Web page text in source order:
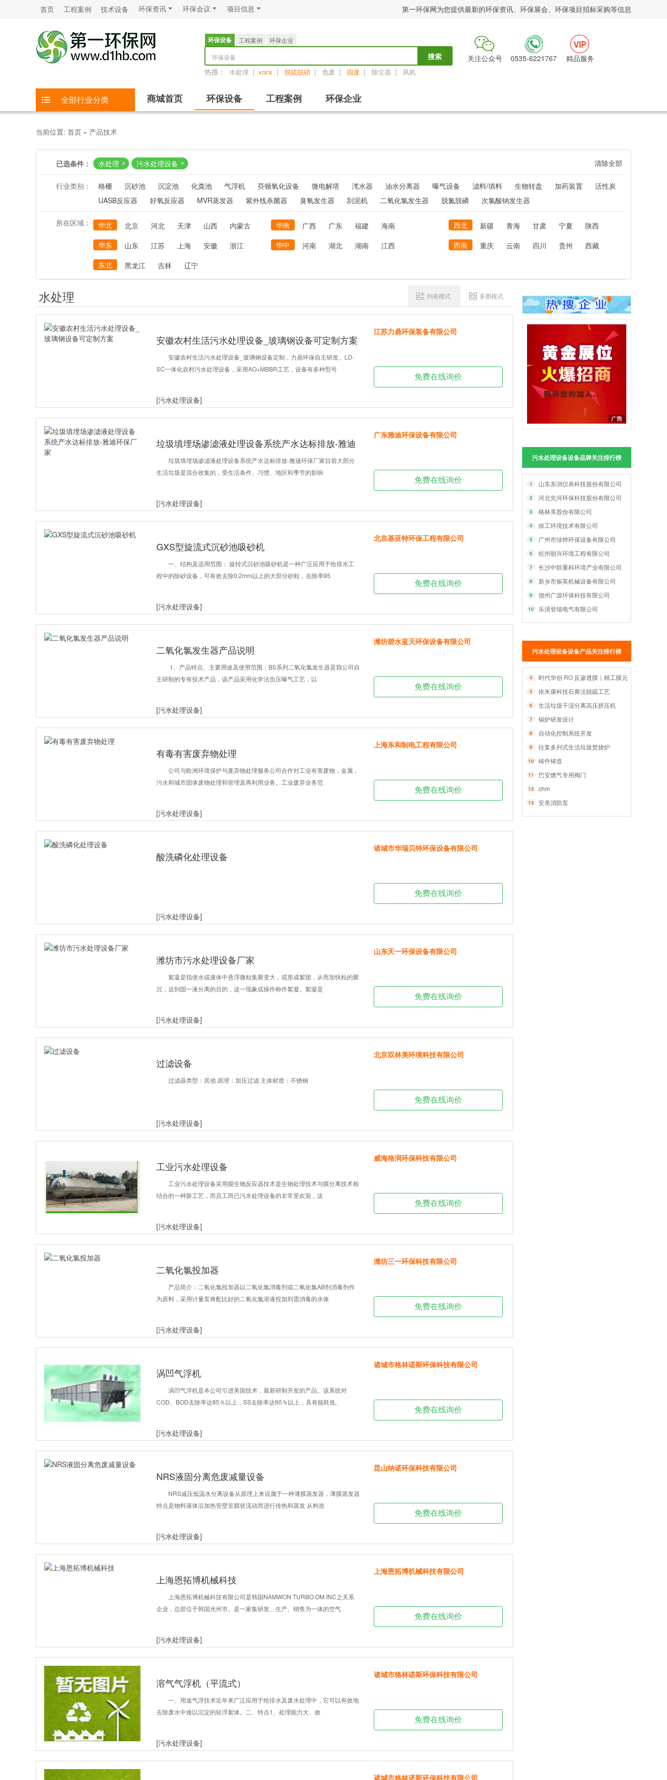
首页 工程案例 技术设备 环保资讯 环保会议 项目信息 第一环保网为您提供最新的环保资讯、环保展会、环保项目招标采购等信息
环保设备 工程案例
环保企业
环保设备
搜索
热搜： 水处理 | vocs | 脱硫脱硝 | 危废 | 固废 | 除尘器 | 风机
关注公众号 0535-6221767 精品服务
全部行业分类 商城首页 环保设备 工程案例 环保企业
当前位置: 首页 » 产品技术
已选条件： 清除全部
水处理 污水处理设备
行业类别： 格栅 沉砂池 沉淀池 化粪池 气浮机 芬顿氧化设备 微电解塔 滗水器 油水分离器 曝气设备 滤料/填料 生物转盘 加药装置
活性炭
UASB反应器
好氧反应器 MVR蒸发器 紫外线杀菌器 臭氧发生器 刮泥机 二氧化氯发生器 脱氮脱磷 次氯酸钠发生器
所在区域： 华北 北京 河北 天津 山西 内蒙古 华南 广西 广东 福建 海南 西北 新疆 青海 甘肃 宁夏
陕西
华东
山东 江苏 上海 安徽 浙江 华中 河南 湖北 湖南 江西 西南 重庆 云南 四川 贵州
西藏
东北
黑龙江 吉林 辽宁
污水处理设备设备品牌关注排行榜
1 山东东润仪表科技股份有限公司
2 河北先河环保科技股份有限公司
3 格林美股份有限公司
4 徐工环境技术有限公司
5 广州市绿烨环保设备有限公司
6 杭州朝兴环境工程有限公司
7 长沙中联重科环境产业有限公司
8 新乡市振英机械设备有限公司
9 德州广源环保科技有限公司
10 乐清登瑞电气有限公司
污水处理设备设备产品关注排行榜
4 时代华创 RO 反渗透膜｜精工膜元件，智净每一
5 依米康科技石膏法脱硫工艺
6 生活垃圾干湿分离高压挤压机
7 锅炉研发设计
8 自动化控制系统开发
9 往复多列式生活垃圾焚烧炉
10 铸件铸造
11 巴安燃气专用阀门
12 chm
13 安美消防泵
水处理 列表模式 多图模式
安徽农村生活污水处理设备_玻璃钢设备可定制方案
安徽农村生活污水处理设备_玻璃钢设备定制，力鼎环保自主研发。LD-
SC一体化农村污水处理设备，采用AO+MBBR工艺，设备有多种型号
[污水处理设备]
江苏力鼎环保装备有限公司
免费在线询价
垃圾填埋场渗滤液处理设备系统产水达标排放-雅迪
环保厂家
垃圾填埋场渗滤液处理设备系统产水达标排放-雅迪环保厂家目前大部分
生活垃圾是混合收集的，受生活条件、习惯、地区和季节的影响
[污水处理设备]
广东雅迪环保设备有限公司
免费在线询价
GXS型旋流式沉砂池吸砂机
一、结构及适用范围： 旋转式沉砂池吸砂机是一种广泛应用于给排水工
程中的除砂设备，可有效去除0.2mm以上的大部分砂粒，去除率95
[污水处理设备]
北京基亚特环保工程有限公司
免费在线询价
二氧化氯发生器产品说明
1、产品特点、主要用途及使用范围：BS系列二氧化氯发生器是我公司自
主研制的专有技术产品，该产品采用化学法负压曝气工艺，以
[污水处理设备]
潍坊碧水蓝天环保设备有限公司
免费在线询价
有毒有害废弃物处理
公司与欧洲环境保护与废弃物处理服务公司合作对工业有害废物，金属，
污水和城市固体废物处理和管理及再利用业务。工业废弃业务范
[污水处理设备]
上海东和制电工程有限公司
免费在线询价
酸洗磷化处理设备
[污水处理设备]
诸城市华瑞贝特环保设备有限公司
免费在线询价
潍坊市污水处理设备厂家
絮凝是指使水或液体中悬浮微粒集聚变大，或形成絮团，从而加快粒的聚
沉，达到固一液分离的目的，这一现象或操作称作絮凝。絮凝是
[污水处理设备]
山东天一环保设备有限公司
免费在线询价
过滤设备
过滤器类型：其他 原理：加压过滤 主体材质：不锈钢
[污水处理设备]
北京双林美环境科技有限公司
免费在线询价
工业污水处理设备
工业污水处理设备采用膜生物反应器技术是生物处理技术与膜分离技术相
结合的一种新工艺，而且工而已污水处理设备的非常受欢迎，这
[污水处理设备]
威海格润环保科技有限公司
免费在线询价
二氧化氯投加器
产品简介：二氧化氯投加器以二氧化氯消毒剂或二氧化氯AB剂消毒剂作
为原料，采用计量泵将配比好的二氧化氯溶液投加到需消毒的水体
[污水处理设备]
潍坊三一环保科技有限公司
免费在线询价
涡凹气浮机
涡凹气浮机是本公司引进美国技术，最新研制开发的产品。该系统对
COD、BOD去除率达85％以上，SS去除率达90％以上，具有能耗低、
[污水处理设备]
诸城市格林诺斯环保科技有限公司
免费在线询价
NRS液固分离危废减量设备
NRS减压低温水分离设备从原理上来说属于一种薄膜蒸发器，薄膜蒸发器
特点是物料液体沿加热管壁呈膜状流动而进行传热和蒸发 从构造
[污水处理设备]
昆山纳诺环保科技有限公司
免费在线询价
上海恩拓博机械科技
上海恩拓博机械科技有限公司是韩国NAMWON TURBO OM INC之关系
企业，总部位于韩国光州市。是一家集研发、生产、销售为一体的空气
[污水处理设备]
上海恩拓博机械科技有限公司
免费在线询价
溶气气浮机（平流式）
一、用途气浮技术近年来广泛应用于给排水及废水处理中，它可以有效地
去除废水中难以沉淀的轻浮絮体。二、特点1、处理能力大、效
[污水处理设备]
诸城市格林诺斯环保科技有限公司
免费在线询价
诸城市格林诺斯环保科技有限公司